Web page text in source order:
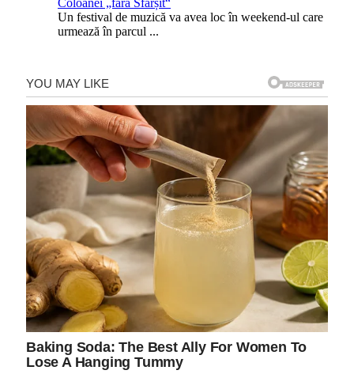
Coloanei „fără Sfârșit“
Un festival de muzică va avea loc în weekend-ul care
urmează în parcul ...